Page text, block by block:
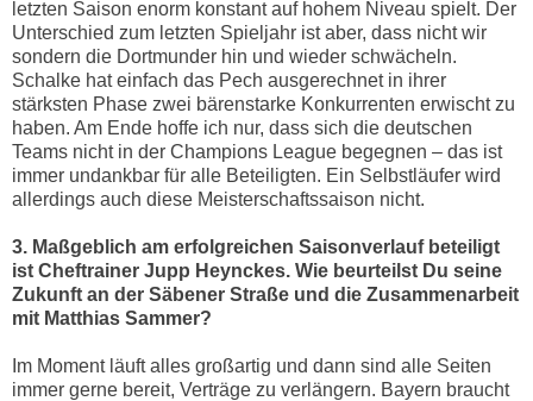
letzten Saison enorm konstant auf hohem Niveau spielt. Der
Unterschied zum letzten Spieljahr ist aber, dass nicht wir
sondern die Dortmunder hin und wieder schwächeln.
Schalke hat einfach das Pech ausgerechnet in ihrer
stärksten Phase zwei bärenstarke Konkurrenten erwischt zu
haben. Am Ende hoffe ich nur, dass sich die deutschen
Teams nicht in der Champions League begegnen – das ist
immer undankbar für alle Beteiligten. Ein Selbstläufer wird
allerdings auch diese Meisterschaftssaison nicht.
3. Maßgeblich am erfolgreichen Saisonverlauf beteiligt
ist Cheftrainer Jupp Heynckes. Wie beurteilst Du seine
Zukunft an der Säbener Straße und die Zusammenarbeit
mit Matthias Sammer?
Im Moment läuft alles großartig und dann sind alle Seiten
immer gerne bereit, Verträge zu verlängern. Bayern braucht